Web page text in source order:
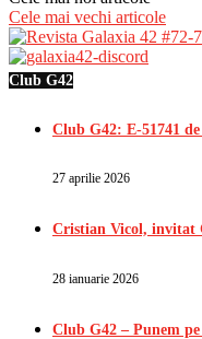
Cele mai vechi articole
Club G42
Club G42: E-51741
27 aprilie 2026
Cristian Vicol, invitat
28 ianuarie 2026
Club G42 – Punem